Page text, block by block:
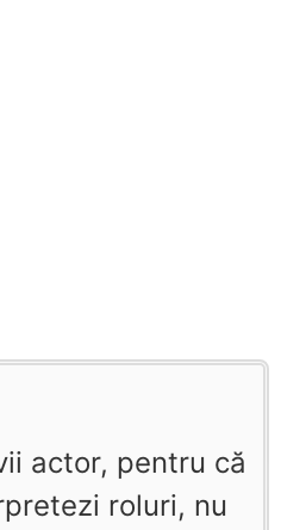
actor, pentru că
roluri, nu